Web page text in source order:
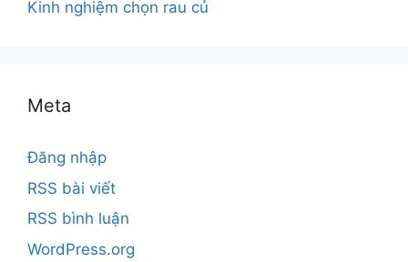
Kinh nghiệm chọn rau củ
Meta
Đăng nhập
RSS bài viết
RSS bình luận
WordPress.org